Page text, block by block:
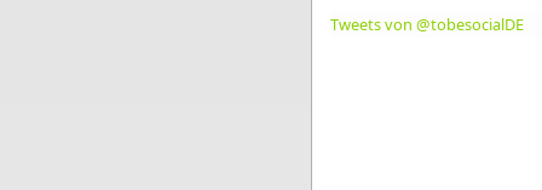
Tweets von @tobesocialDE